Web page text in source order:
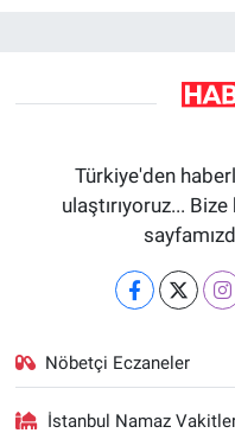
Türkiye'den
ulaştırıyoruz...
Nöbetçi Eczaneler
İstanbul Namaz